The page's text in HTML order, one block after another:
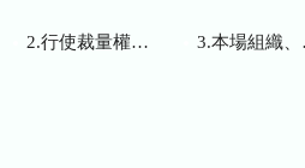
2.行使裁量權而訂頒之解釋性規定及裁量基準 3.本場組織、職掌及聯絡資訊